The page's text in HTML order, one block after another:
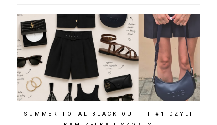
SUMMER TOTAL BLACK OUTFIT #1 CZYLI